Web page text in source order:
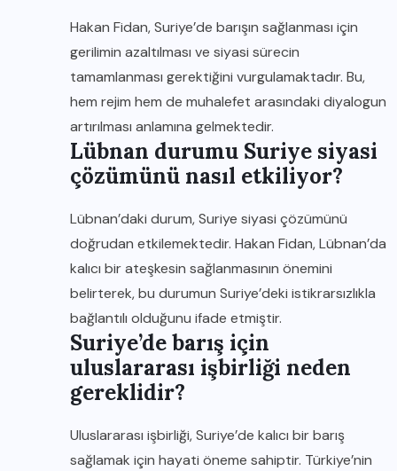
Hakan Fidan, Suriye’de barışın sağlanması için
gerilimin azaltılması ve siyasi sürecin
tamamlanması gerektiğini vurgulamaktadır. Bu,
hem rejim hem de muhalefet arasındaki diyalogun
artırılması anlamına gelmektedir.
Lübnan durumu Suriye siyasi
çözümünü nasıl etkiliyor?
Lübnan’daki durum, Suriye siyasi çözümünü
doğrudan etkilemektedir. Hakan Fidan, Lübnan’da
kalıcı bir ateşkesin sağlanmasının önemini
belirterek, bu durumun Suriye’deki istikrarsızlıkla
bağlantılı olduğunu ifade etmiştir.
Suriye’de barış için
uluslararası işbirliği neden
gereklidir?
Uluslararası işbirliği, Suriye’de kalıcı bir barış
sağlamak için hayati öneme sahiptir. Türkiye’nin